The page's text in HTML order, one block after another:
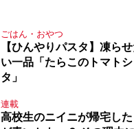
ごはん・おやつ
【ひんやりパスタ】凍ら
い一品「たらこのトマト
タ」
連載
高校生のニイニが帰宅し